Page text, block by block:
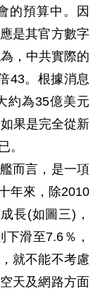
的預算中。因
是其官方數字
，中共實際的
43。根據消息
約為35億美元
果是完全從新
。
而言，是一項
年來，除2010
長(如圖三)，
滑至7.6％，
就不能不考慮
天及網路方面